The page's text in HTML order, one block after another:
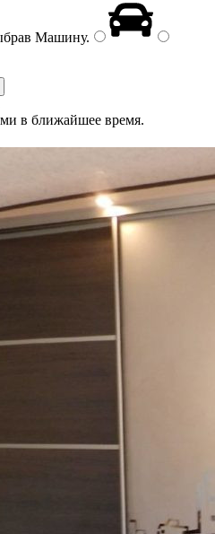
Машину.
в ближайшее время.